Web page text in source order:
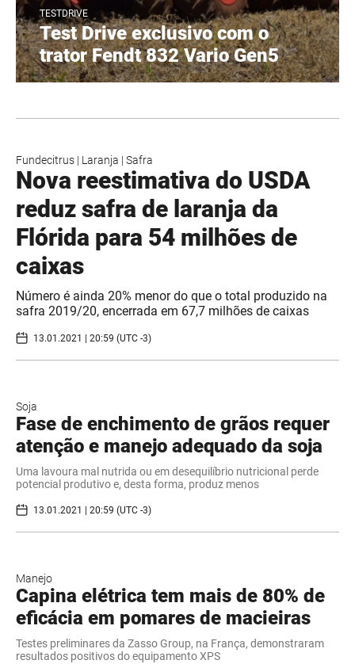
TESTDRIVE
Test Drive exclusivo com o
trator Fendt 832 Vario Gen5
Fundecitrus | Laranja | Safra
Nova reestimativa do USDA
reduz safra de laranja da
Flórida para 54 milhões de
caixas
Número é ainda 20% menor do que o total produzido na
safra 2019/20, encerrada em 67,7 milhões de caixas
13.01.2021 | 20:59 (UTC -3)
Soja
Fase de enchimento de grãos requer
atenção e manejo adequado da soja
Uma lavoura mal nutrida ou em desequilíbrio nutricional perde
potencial produtivo e, desta forma, produz menos
13.01.2021 | 20:59 (UTC -3)
Manejo
Capina elétrica tem mais de 80% de
eficácia em pomares de macieiras
Testes preliminares da Zasso Group, na França, demonstraram
resultados positivos do equipamento XPS